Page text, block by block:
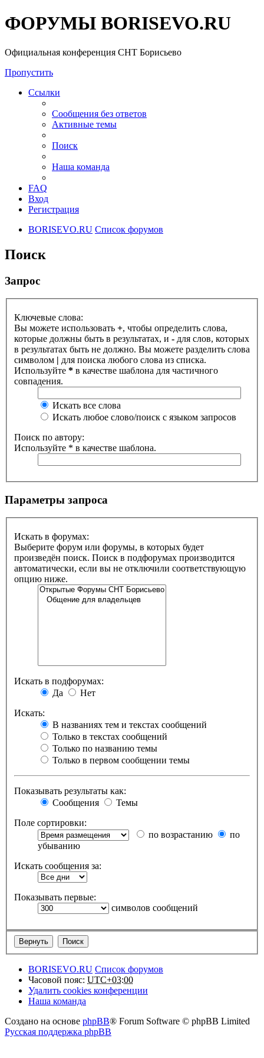
ФОРУМЫ BORISEVO.RU
Официальная конференция СНТ Борисьево
Пропустить
Ссылки
Сообщения без ответов
Активные темы
Поиск
Наша команда
FAQ
Вход
Регистрация
BORISEVO.RU Список форумов
Поиск
Запрос
Ключевые слова:
Вы можете использовать +, чтобы определить слова,
которые должны быть в результатах, и - для слов, которых
в результатах быть не должно. Вы можете разделить слова
символом | для поиска любого слова из списка.
Используйте * в качестве шаблона для частичного
совпадения.
Искать все слова
Искать любое слово/поиск с языком запросов
Поиск по автору:
Используйте * в качестве шаблона.
Параметры запроса
Искать в форумах:
Выберите форум или форумы, в которых будет
произведён поиск. Поиск в подфорумах производится
автоматически, если вы не отключили соответствующую
опцию ниже.
Искать в подфорумах:
Да
Нет
Искать:
В названиях тем и текстах сообщений
Только в текстах сообщений
Только по названию темы
Только в первом сообщении темы
Показывать результаты как:
Сообщения
Темы
Поле сортировки:
по возрастанию
по
убыванию
Искать сообщения за:
Показывать первые:
символов сообщений
BORISEVO.RU Список форумов
Часовой пояс: UTC+03:00
Удалить cookies конференции
Наша команда
Создано на основе phpBB® Forum Software © phpBB Limited
Русская поддержка phpBB